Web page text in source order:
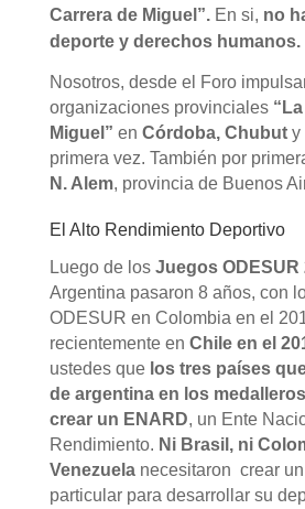
Carrera de Miguel”.En si, no
deporte y derechos humanos.
Nosotros, desde el Foro
organizaciones provinciales
Miguel” en Córdoba, Chubuty
primera vez. También por
N. Alem, provincia de Buenos
El Alto Rendimiento Deportivo
Luego de los Juegos ODESUR
Argentina pasaron 8 años, con
ODESUR en Colombia en el
recientemente en Chile en el
ustedes que los tres países
de argentina en los
crear un ENARD, un Ente
Rendimiento. Ni Brasil, ni
Venezuelanecesitaron crear un
particular para desarrollar su